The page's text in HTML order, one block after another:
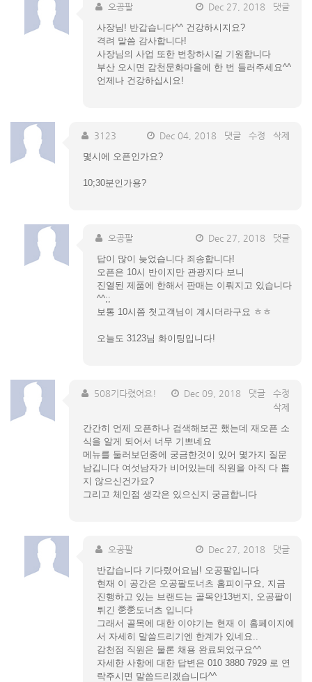
오공팔 Dec 27, 2018
댓글
사장님! 반갑습니다^^ 건강하시지요?
격려 말씀 감사합니다!
사장님의 사업 또한 번창하시길 기원합니다
부산 오시면 감천문화마을에 한 번 들러주세요^^
언제나 건강하십시요!
3123 Dec 04, 2018 댓글 수정
삭제
몇시에 오픈인가요?
10;30분인가용?
오공팔 Dec 27, 2018
댓글
답이 많이 늦었습니다 죄송합니다!
오픈은 10시 반이지만 관광지다 보니
진열된 제품에 한해서 판매는 이뤄지고 있습니다
^^;;
보통 10시쯤 첫고객님이 계시더라구요 ㅎㅎ
오늘도 3123님 화이팅입니다!
508기다렸어요! Dec 09, 2018 댓글
수정
삭제
간간히 언제 오픈하나 검색해보곤 했는데 재오픈 소
식을 알게 되어서 너무 기쁘네요
메뉴를 둘러보던중에 궁금한것이 있어 몇가지 질문
남깁니다 여섯남자가 비어있는데 직원을 아직 다 뽑
지 않으신건가요?
그리고 체인점 생각은 있으신지 궁금합니다
오공팔 Dec 27, 2018
댓글
반갑습니다 기다렸어요님! 오공팔입니다
현재 이 공간은 오공팔도너츠 홈피이구요, 지금
진행하고 있는 브랜드는 골목안13번지, 오공팔이
튀긴 㐘㐘도너츠 입니다
그래서 골목에 대한 이야기는 현재 이 홈페이지에
서 자세히 말씀드리기엔 한계가 있네요..
감천점 직원은 물론 채용 완료되었구요^^
자세한 사항에 대한 답변은 010 3880 7929 로 연
락주시면 말씀드리겠습니다^^